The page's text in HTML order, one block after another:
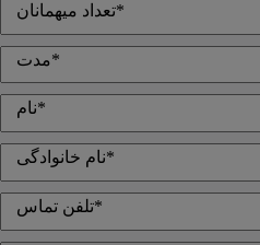
تعداد میهمانان*
مدت*
نام*
نام خانوادگی*
تلفن تماس*